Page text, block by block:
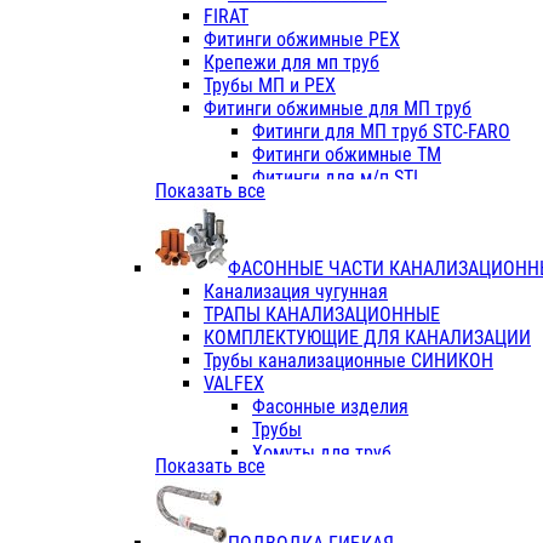
Фитинги ПП белые
Фитинги ПП белые
Фитинги ППс металл.белые
VALFEX
Трубы PE-RT
Трубы ПП водопровод белые
Трубы ПП водопровод серые
Трубы армированные
Трубы армированные
Фитинги с металл. серые
Фитинги ПП (серые)
Фитинги ПП белые
Краны
Фитинги ПП (белые)
Фитинги ПП с металлом белые
ПК КОНТУР
Краны полипропиленовые
Трубы полипропиленивые
FIRAT
Фитинги обжимные PEX
Крепежи для мп труб
Трубы МП и PEX
Фитинги обжимные для МП труб
Фитинги для МП труб STC-FARO
Фитинги обжимные ТМ
Фитинги для м/п STI
Фитинги для МП труб TITAN
TK
VALFEX
Показать все
ФАСОННЫЕ ЧАСТИ
Канализация чугунная
ТРАПЫ КАНАЛИЗАЦИОННЫЕ
КОМПЛЕКТУЮЩИЕ ДЛЯ КАНАЛИЗАЦИИ
Трубы канализационные СИНИКОН
VALFEX
Фасонные изделия
Трубы
Хомуты для труб
ПВХ (стройполимер)
Показать все